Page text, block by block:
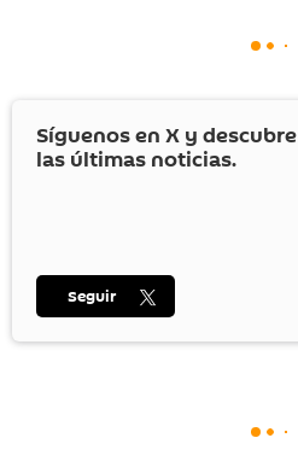
Síguenos en X y descubre
las últimas noticias.
Seguir